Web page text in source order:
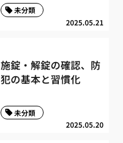
2025.05.21
未分類
施錠・解錠の確認、防
犯の基本と習慣化
2025.05.20
未分類